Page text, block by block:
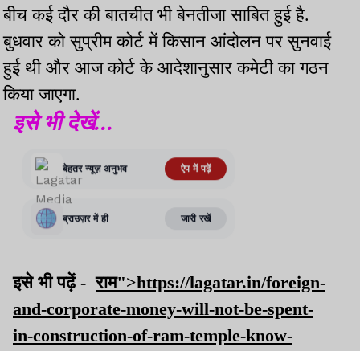
बीच कई दौर की बातचीत भी बेनतीजा साबित हुई है.
बुधवार को सुप्रीम कोर्ट में किसान आंदोलन पर सुनवाई
हुई थी और आज कोर्ट के आदेशानुसार कमेटी का गठन
किया जाएगा.
इसे भी देखें...
इसे भी पढ़ें -राम">https://lagatar.in/foreign-
and-corporate-money-will-not-be-spent-
in-construction-of-ram-temple-know-